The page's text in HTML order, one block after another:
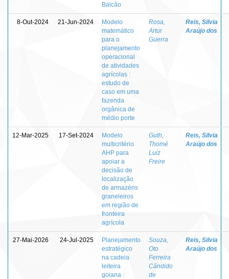
Balcão
8-Out-2024 21-Jun-2024
Modelo
matemático
para o
planejamento
operacional
de atividades
agrícolas :
estudo de
caso em uma
fazenda
orgânica de
médio porte
Rosa,
Artur
Guerra
Reis, Silvia
Araújo dos
12-Mar-2025 17-Set-2024
Modelo
multicritério
AHP para
apoiar a
decisão de
localização
de armazéns
graneleiros
em região de
fronteira
agrícola
Guth,
Thomé
Luiz
Freire
Reis, Silvia
Araújo dos
27-Mai-2026 24-Jul-2025
Planejamento
estratégico
na cadeia
leiteira
goiana :
Souza,
Oto
Ferreira
Cândido
de
Reis, Silvia
Araújo dos